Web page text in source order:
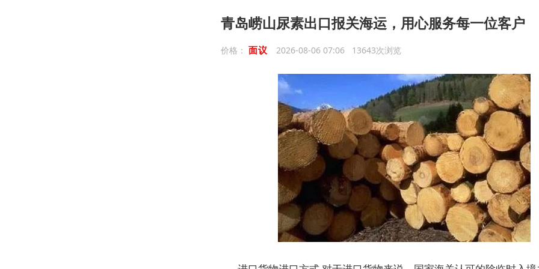
青岛崂山尿素出口报关海运，用心服务每一位客户
价格： 面议 2026-08-06 07:06 13643次浏览